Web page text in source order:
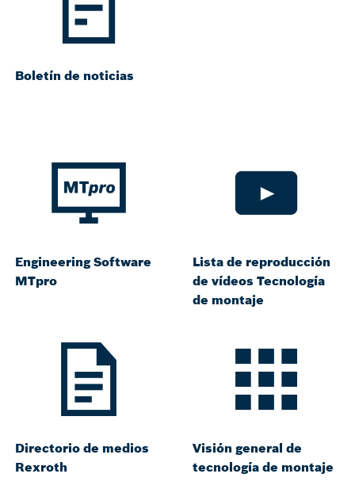
Boletín de noticias
Engineering Software
MTpro
Lista de reproducción
de vídeos Tecnología
de montaje
Directorio de medios
Rexroth
Visión general de
tecnología de montaje